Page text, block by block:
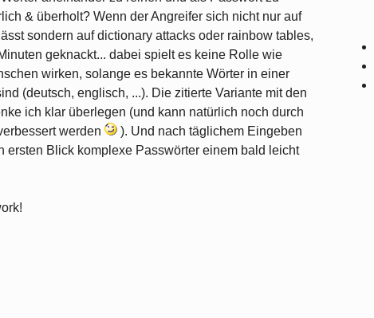
& überholt? Wenn der Angreifer sich nicht nur auf
sondern auf dictionary attacks oder rainbow tables,
geknackt... dabei spielt es keine Rolle wie
wirken, solange es bekannte Wörter in einer
(deutsch, englisch, ...). Die zitierte Variante mit den
ich klar überlegen (und kann natürlich noch durch
werden
). Und nach täglichem Eingeben
ersten Blick komplexe Passwörter einem bald leicht